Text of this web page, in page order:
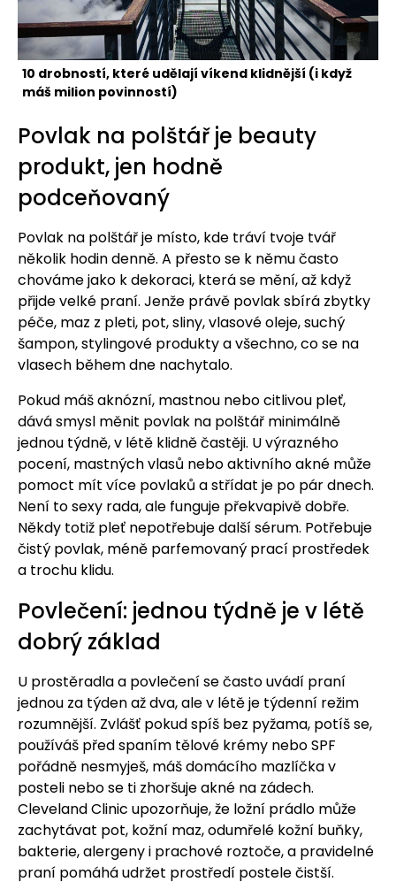
10 drobností, které udělají víkend klidnější (i když
máš milion povinností)
Povlak na polštář je beauty
produkt, jen hodně
podceňovaný
Povlak na polštář je místo, kde tráví tvoje tvář
několik hodin denně. A přesto se k němu často
chováme jako k dekoraci, která se mění, až když
přijde velké praní. Jenže právě povlak sbírá zbytky
péče, maz z pleti, pot, sliny, vlasové oleje, suchý
šampon, stylingové produkty a všechno, co se na
vlasech během dne nachytalo.
Pokud máš aknózní, mastnou nebo citlivou pleť,
dává smysl měnit povlak na polštář minimálně
jednou týdně, v létě klidně častěji. U výrazného
pocení, mastných vlasů nebo aktivního akné může
pomoct mít více povlaků a střídat je po pár dnech.
Není to sexy rada, ale funguje překvapivě dobře.
Někdy totiž pleť nepotřebuje další sérum. Potřebuje
čistý povlak, méně parfemovaný prací prostředek
a trochu klidu.
Povlečení: jednou týdně je v létě
dobrý základ
U prostěradla a povlečení se často uvádí praní
jednou za týden až dva, ale v létě je týdenní režim
rozumnější. Zvlášť pokud spíš bez pyžama, potíš se,
používáš před spaním tělové krémy nebo SPF
pořádně nesmyješ, máš domácího mazlíčka v
posteli nebo se ti zhoršuje akné na zádech.
Cleveland Clinic upozorňuje, že ložní prádlo může
zachytávat pot, kožní maz, odumřelé kožní buňky,
bakterie, alergeny i prachové roztoče, a pravidelné
praní pomáhá udržet prostředí postele čistší.